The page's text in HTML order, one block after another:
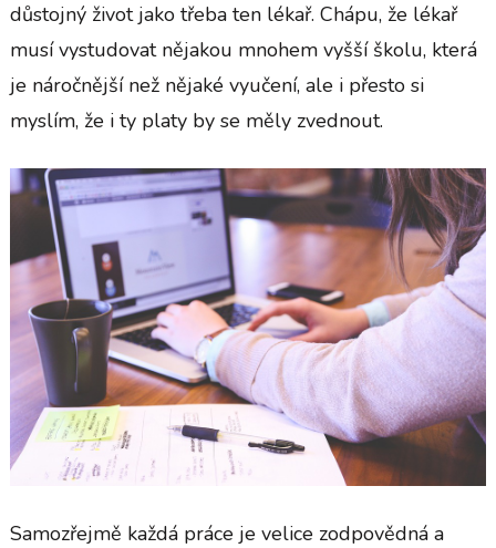
důstojný život jako třeba ten lékař. Chápu, že lékař
musí vystudovat nějakou mnohem vyšší školu, která
je náročnější než nějaké vyučení, ale i přesto si
myslím, že i ty platy by se měly zvednout.
Samozřejmě každá práce je velice zodpovědná a